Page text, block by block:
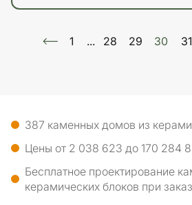
1 ... 28 29 30 31
387 каменных домов из
Цены от 2 038 623 до 170 284
Бесплатное проектирование
керамических блоков при